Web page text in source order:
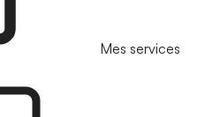
Mes services